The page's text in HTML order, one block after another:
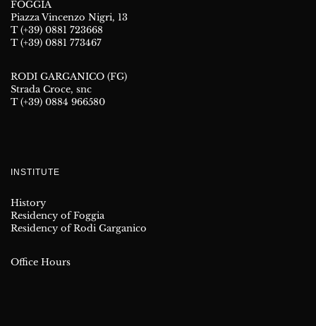
FOGGIA
Piazza Vincenzo Nigri, 13
T (+39) 0881 723668
T (+39) 0881 773467
RODI GARGANICO (FG)
Strada Croce, snc
T (+39) 0884 966580
INSTITUTE
History
Residency of Foggia
Residency of Rodi Garganico
Office Hours